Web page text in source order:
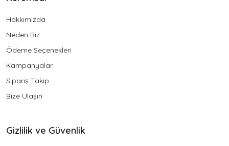
Hakkımızda
Neden Biz
Ödeme Seçenekleri
Kampanyalar
Sipariş Takip
Bize Ulaşın
Gizlilik ve Güvenlik